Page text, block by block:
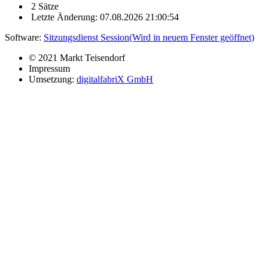
2 Sätze
Letzte Änderung: 07.08.2026 21:00:54
Software: Sitzungsdienst Session(Wird in neuem Fenster geöffnet)
© 2021 Markt Teisendorf
Impressum
Umsetzung: digitalfabriX GmbH